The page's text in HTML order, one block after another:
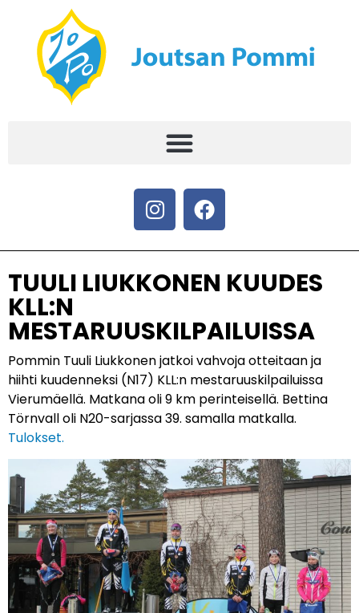
TUULI LIUKKONEN KUUDES
KLL:N
MESTARUUSKILPAILUISSA
Pommin Tuuli Liukkonen jatkoi vahvoja otteitaan ja
hiihti kuudenneksi (N17) KLL:n mestaruuskilpailuissa
Vierumäellä. Matkana oli 9 km perinteisellä. Bettina
Törnvall oli N20-sarjassa 39. samalla matkalla.
Tulokset.